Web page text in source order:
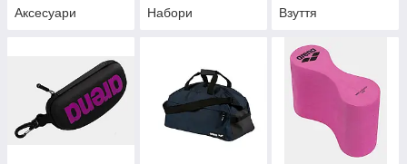
Аксесуари Набори Взуття